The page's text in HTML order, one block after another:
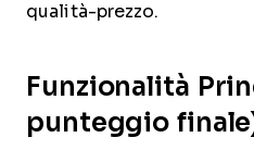
qualità-prezzo.
Funzionalità
punteggio